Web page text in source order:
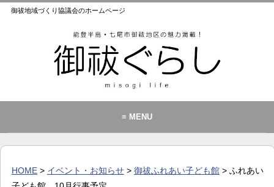
御祓地域づくり協議会のホームページ
≡ MENU
イベント・お知らせ
HOME> イベント・お知らせ> 御祓ふれあい子ども館> ふれあい